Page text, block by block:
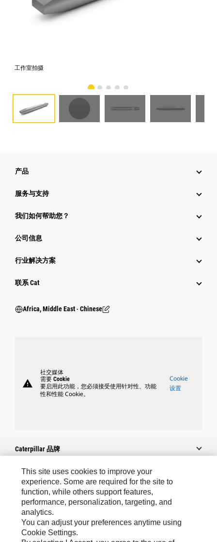
工作室拍摄
产品
服务与支持
我们如何帮助您？
公司信息
行业解决方案
行业
联系 Cat
Africa, Middle East ‧ Chinese
warning
社交媒体
需要 Cookie
要启用此功能，您必须接受使用针对性、功能
性和性能 Cookie。
Cookie
设置
Caterpillar 品牌
Caterpillar.com
联系 Caterpillar
我的营销首选项
站点地图
This site uses cookies to improve your
experience. Some are required for the site to
function, while others support features,
performance, personalization, targeting, and
analytics.
You can adjust your preferences anytime using
Cookie Settings.